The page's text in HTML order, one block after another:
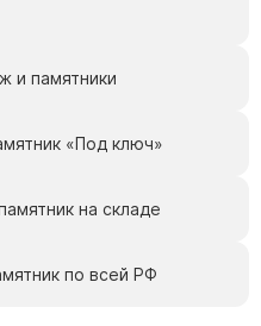
литиевые
и памятники
«Под ключ»
на складе
по всей РФ